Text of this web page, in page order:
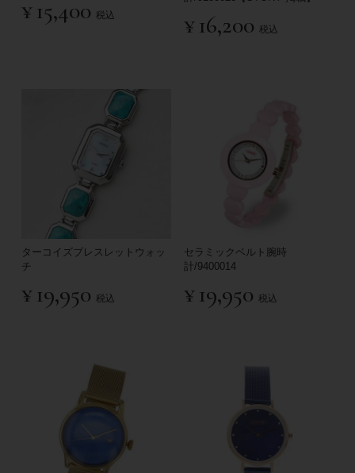
¥ 15,400 税込 ¥ 16,200 税込
ターコイズブレスレットウォッ
チ
¥ 19,950 税込
セラミックベルト腕時
計/9400014
¥ 19,950 税込